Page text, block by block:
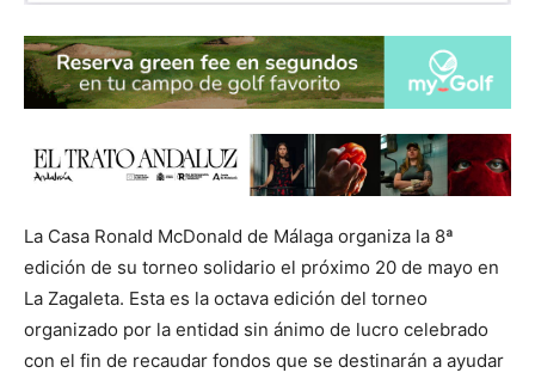
La Casa Ronald McDonald de Málaga organiza la 8ª
edición de su torneo solidario el próximo 20 de mayo en
La Zagaleta. Esta es la octava edición del torneo
organizado por la entidad sin ánimo de lucro celebrado
con el fin de recaudar fondos que se destinarán a ayudar